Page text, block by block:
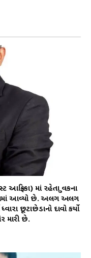
માં રહેતા યુવકના
આવ્યો છે. અલગ અલગ
છૂટાછેડાનો દાવો કર્યો
મારી છે.